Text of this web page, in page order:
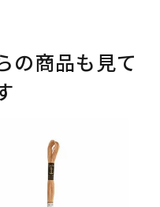
の商品も見て